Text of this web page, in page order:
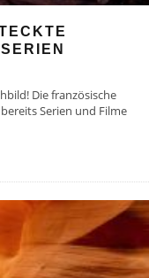
Die französische
Serien und Filme